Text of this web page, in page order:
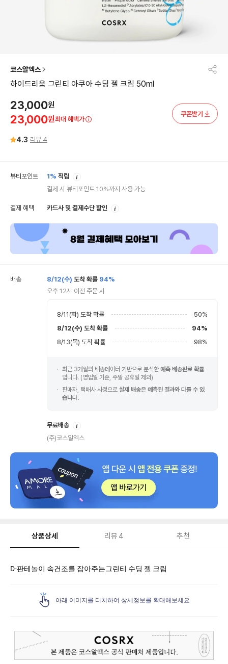
코스알엑스
하이드리움 그린티 아쿠아 수딩 젤 크림 50ml
23,000원
23,000원최대 혜택가
쿠폰받기
4.3 리뷰 4
뷰티포인트 1% 적립
결제 시 뷰티포인트 10%까지 사용 가능
결제 혜택 카드사 및 결제수단 할인
배송 8/12(수) 도착 확률 94%
오후 12시 이전 주문 시
8/11(화) 도착 확률 50%
8/12(수) 도착 확률 94%
8/13(목) 도착 확률 98%
최근 3개월의 배송데이터 기반으로 분석한 예측 배송완료 확률
입니다. (영업일 기준, 주말 공휴일 제외)
판매자, 택배사 사정으로 실제 배송은 예측된 결과와 다를 수 있
습니다.
무료배송
(주)코스알엑스
상품상세 리뷰 4 추천
D-판테놀이 속건조를 잡아주는그린티 수딩 젤 크림
아래 이미지를 터치하여 상세정보를 확대해보세요